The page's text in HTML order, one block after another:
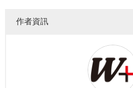
作者資訊